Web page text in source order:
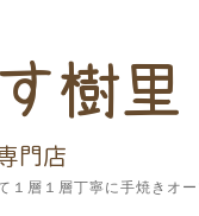
層１層丁寧に手焼きオー